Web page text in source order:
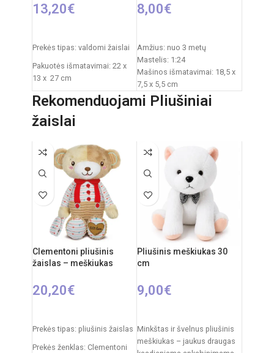
13,20€
Prekės tipas: valdomi žaislai
Pakuotės išmatavimai: 22 x
13 x 27 cm
Roboto išmatavimai: 18 x 9 x
22 cm
Rekomenduojamas amžius:
Elementai: 3x AA
8,00€
Amžius: nuo 3 metų
Mastelis: 1:24
Mašinos išmatavimai: 18,5 x
7,5 x 5,5 cm
Pakuotės išmatavimai: 23,5 x
11,5 x 9,3 cm
Maitinimas pulteliui: 2 x AA
elementai (nepridedami)
Komplekte: automobilis,
nuotolinio valdymo pultelis
Medžiagos: plastikas,
metalas
Rekomenduojami Pliušiniai
žaislai
Clementoni pliušinis
žaislas – meškiukas
20,20€
Prekės tipas: pliušinis žaislas
Prekės ženklas: Clementoni
Pliušinis meškiukas 30
cm
9,00€
Minkštas ir švelnus pliušinis
meškiukas – jaukus draugas